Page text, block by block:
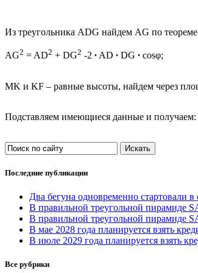
Из треугольника ADG найдем AG по
AG2 = AD2 + DG2 -2 ∙AD ∙ DG ∙ cosφ;
MK и KF – равные высоты, найдем через
Подставляем имеющиеся данные и получаем:
Последние публикации
Два бегуна одновременно стартовали
В правильной треугольной пирамиде
В правильной треугольной пирамиде
В мае 2028 года планируется взять
В июле 2029 года планируется взять
Все рубрики